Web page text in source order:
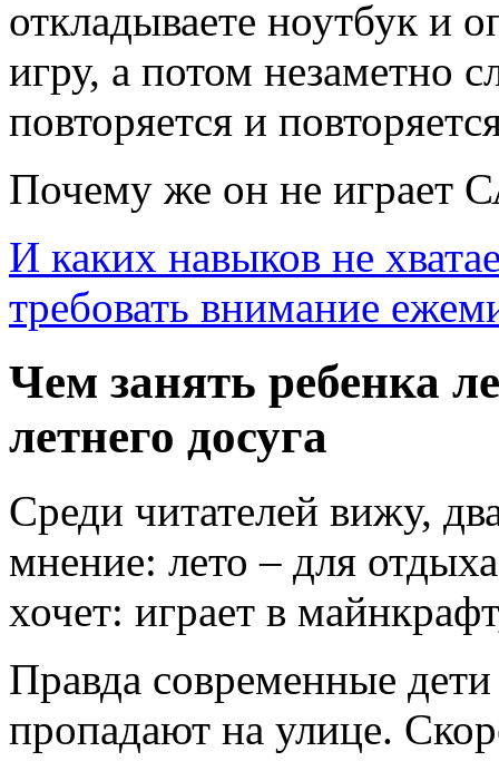
откладываете ноутбук и
игру, а потом незаметно
повторяется и
Почему же он не играет
И каких навыков не
требовать внимание
Чем занять ребенка
летнего досуга
Среди читателей вижу,
мнение: лето – для
хочет: играет в
Правда современные
пропадают на улице.